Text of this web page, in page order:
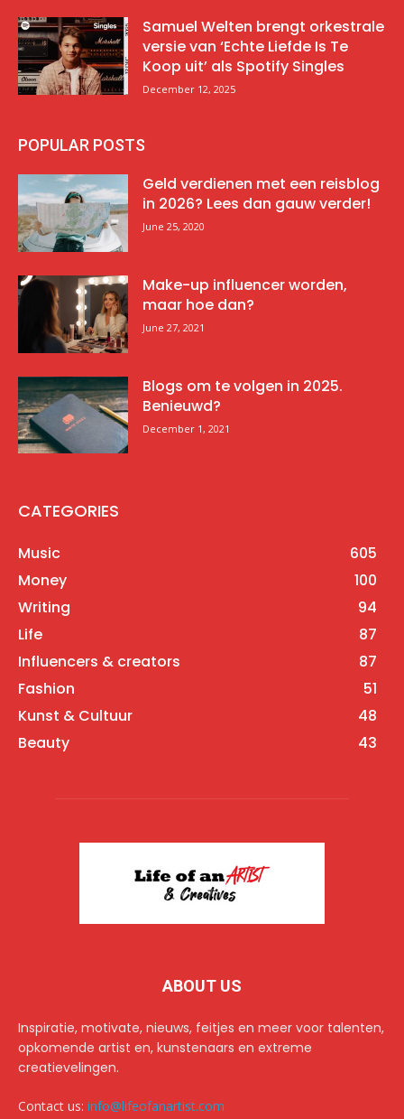
Samuel Welten brengt orkestrale
versie van ‘Echte Liefde Is Te
Koop uit’ als Spotify Singles
December 12, 2025
POPULAR POSTS
Geld verdienen met een reisblog
in 2026? Lees dan gauw verder!
June 25, 2020
Make-up influencer worden,
maar hoe dan?
June 27, 2021
Blogs om te volgen in 2025.
Benieuwd?
December 1, 2021
CATEGORIES
Music
605
Money
100
Writing
94
Life
87
Influencers & creators
87
Fashion
51
Kunst & Cultuur
48
Beauty
43
ABOUT US
Inspiratie, motivate, nieuws, feitjes en meer voor talenten,
opkomende artist en, kunstenaars en extreme
creatievelingen.
Contact us: info@lifeofanartist.com